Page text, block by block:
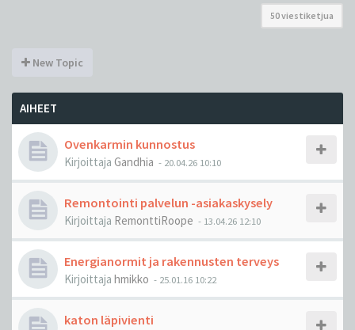
50 viestiketjua
New Topic
AIHEET
Ovenkarmin kunnostus
Kirjoittaja Gandhia - 20.04.26 10:10
Remontointi palvelun -asiakaskysely
Kirjoittaja RemonttiRoope - 13.04.26 12:10
Energianormit ja rakennusten terveys
Kirjoittaja hmikko - 25.01.16 10:22
katon läpivienti